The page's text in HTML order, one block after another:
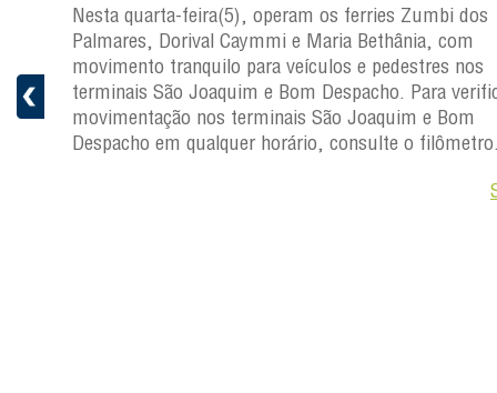
a
Nesta quarta-feira(5), operam os ferries Zumbi dos
Palmares, Dorival Caymmi e Maria Bethânia, com
movimento tranquilo para veículos e pedestres nos
terminais São Joaquim e Bom Despacho. Para
movimentação nos terminais São Joaquim e Bom
Despacho em qualquer horário, consulte o